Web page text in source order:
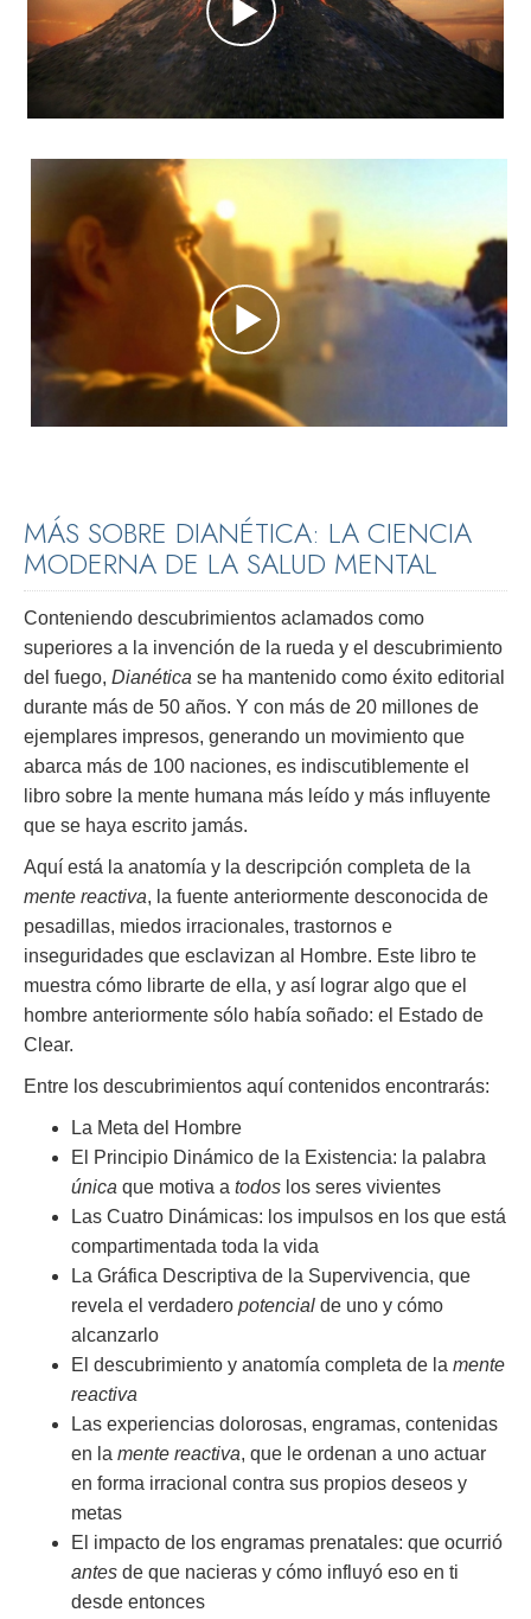
MÁS SOBRE DIANÉTICA: LA CIENCIA
MODERNA DE LA SALUD MENTAL
Conteniendo descubrimientos aclamados como
superiores a la invención de la rueda y el descubrimiento
del fuego, Dianética se ha mantenido como éxito editorial
durante más de 50 años. Y con más de 20 millones de
ejemplares impresos, generando un movimiento que
abarca más de 100 naciones, es indiscutiblemente el
libro sobre la mente humana más leído y más influyente
que se haya escrito jamás.
Aquí está la anatomía y la descripción completa de la
mente reactiva, la fuente anteriormente desconocida de
pesadillas, miedos irracionales, trastornos e
inseguridades que esclavizan al Hombre. Este libro te
muestra cómo librarte de ella, y así lograr algo que el
hombre anteriormente sólo había soñado: el Estado de
Clear.
Entre los descubrimientos aquí contenidos encontrarás:
La Meta del Hombre
El Principio Dinámico de la Existencia: la palabra
única que motiva a todos los seres vivientes
Las Cuatro Dinámicas: los impulsos en los que está
compartimentada toda la vida
La Gráfica Descriptiva de la Supervivencia, que
revela el verdadero potencial de uno y cómo
alcanzarlo
El descubrimiento y anatomía completa de la mente
reactiva
Las experiencias dolorosas, engramas, contenidas
en la mente reactiva, que le ordenan a uno actuar
en forma irracional contra sus propios deseos y
metas
El impacto de los engramas prenatales: que ocurrió
antes de que nacieras y cómo influyó eso en ti
desde entonces